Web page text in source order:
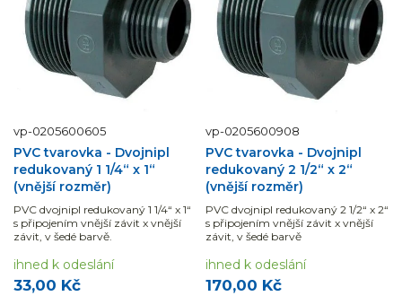
vp-0205600605
PVC tvarovka - Dvojnipl
redukovaný 1 1/4“ x 1“
(vnější rozměr)
PVC dvojnipl redukovaný 1 1/4“ x 1“
s připojením vnější závit x vnější
závit, v šedé barvě.
33,00 Kč
ihned k odeslání
vp-0205600908
PVC tvarovka - Dvojnipl
redukovaný 2 1/2“ x 2“
(vnější rozměr)
PVC dvojnipl redukovaný 2 1/2“ x 2“
s připojením vnější závit x vnější
závit, v šedé barvě
170,00 Kč
ihned k odeslání